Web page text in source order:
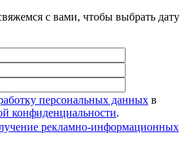
с вами, чтобы выбрать дату
персональных данных в
конфиденциальности.
рекламно-информационных